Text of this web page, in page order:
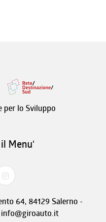
per lo Sviluppo
Menu'
64, 84129 Salerno -
info@giroauto.it